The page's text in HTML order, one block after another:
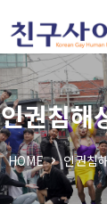
인권침해
HOME 인권침